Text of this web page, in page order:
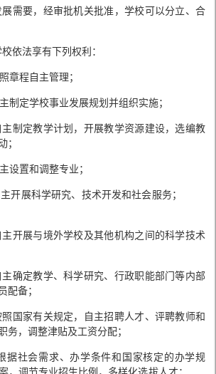
，经审批机关批准，学校可以分立、合
。
校依法享有下列权利：
章程自主管理；
定学校事业发展规划并组织实施；
教学计划，开展教学资源建设，选编教
活动；
设置和调整专业；
展科学研究、技术开发和社会服务；
与境外学校及其他机构之间的科学技术
；
教学、科学研究、行政职能部门等内部
人员配备；
有关规定，自主招聘人才、评聘教师和
职务，调整津贴及工资分配；
会需求、办学条件和国家核定的办学规